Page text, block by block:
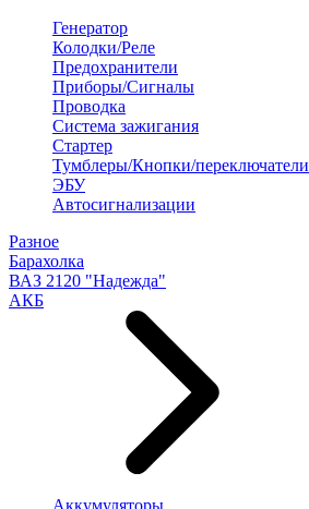
Генератор
Колодки/Реле
Предохранители
Приборы/Сигналы
Проводка
Система зажигания
Стартер
Тумблеры/Кнопки/переключатели
ЭБУ
Автосигнализации
Разное
Барахолка
ВАЗ 2120 "Надежда"
АКБ